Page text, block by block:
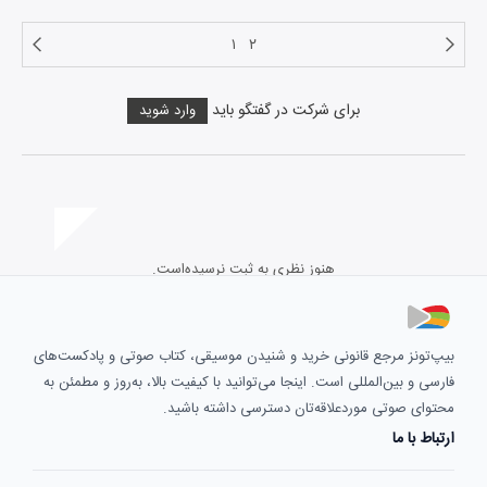
۱ ۲
برای شرکت در گفتگو باید وارد شوید
هنوز نظری به ثبت نرسیده‌است.
بیپ‌تونز مرجع قانونی خرید و شنیدن موسیقی، کتاب صوتی و پادکست‌های
فارسی و بین‌المللی است. اینجا می‌توانید با کیفیت بالا، به‌روز و مطمئن به
محتوای صوتی موردعلاقه‌تان دسترسی داشته باشید.
ارتباط با ما